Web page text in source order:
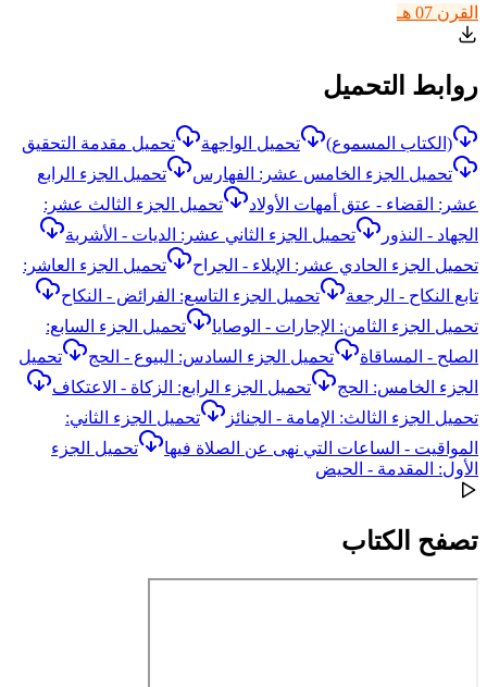
القرن 07 هـ
روابط التحميل
(الكتاب المسموع) تحميل الواجهة
تحميل مقدمة التحقيق
تحميل الجزء الخامس عشر: الفهارس
تحميل الجزء الرابع
عشر: القضاء - عتق أمهات الأولاد
تحميل الجزء الثالث عشر:
الجهاد - النذور
تحميل الجزء الثاني عشر: الديات - الأشربة
تحميل الجزء الحادي عشر: الإيلاء - الجراح
تحميل الجزء العاشر:
تابع النكاح - الرجعة
تحميل الجزء التاسع: الفرائض - النكاح
تحميل الجزء الثامن: الإجارات - الوصايا
تحميل الجزء السابع:
الصلح - المساقاة
تحميل الجزء السادس: البيوع - الحج
تحميل
الجزء الخامس: الحج
تحميل الجزء الرابع: الزكاة - الاعتكاف
تحميل الجزء الثالث: الإمامة - الجنائز
تحميل الجزء الثاني:
المواقيت - الساعات التي نهى عن الصلاة فيها
تحميل الجزء
الأول: المقدمة - الحيض
تصفح الكتاب